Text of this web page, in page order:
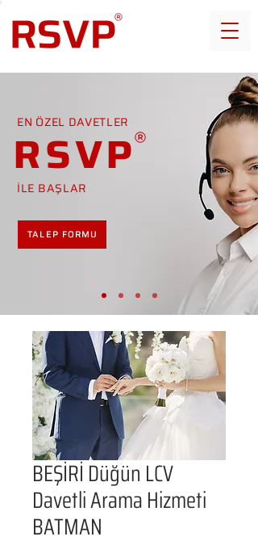
EN ÖZEL DAVETLER
RSVP
İLE BAŞLAR
TALEP FORMU
BEŞİRİ Düğün LCV
Davetli Arama Hizmeti
BATMAN